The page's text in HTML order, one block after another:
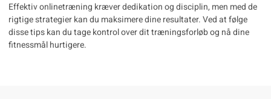
Effektiv onlinetræning kræver dedikation og disciplin, men med de
rigtige strategier kan du maksimere dine resultater. Ved at følge
disse tips kan du tage kontrol over dit træningsforløb og nå dine
fitnessmål hurtigere.